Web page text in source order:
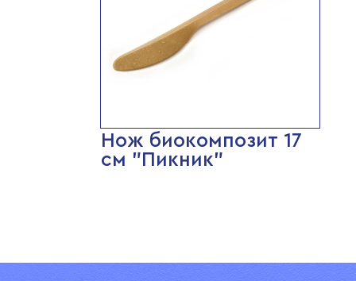
Нож биокомпозит 17
см "Пикник"